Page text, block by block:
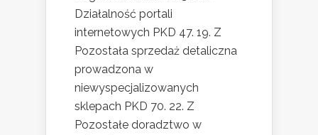
Działalność portali
internetowych PKD 47. 19. Z
Pozostała sprzedaż detaliczna
prowadzona w
niewyspecjalizowanych
sklepach PKD 70. 22. Z
Pozostałe doradztwo w